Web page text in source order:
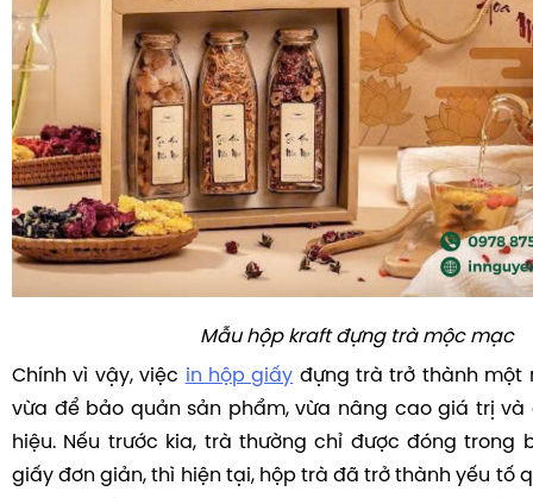
Mẫu hộp kraft đựng trà mộc mạc
Chính vì vậy, việc in hộp giấy đựng trà trở thành một
vừa để bảo quản sản phẩm, vừa nâng cao giá trị
hiệu. Nếu trước kia, trà thường chỉ được đóng trong
giấy đơn giản, thì hiện tại, hộp trà đã trở thành yếu tố